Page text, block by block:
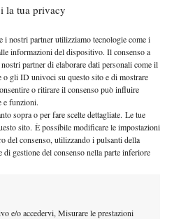
la tua privacy
i nostri partner utilizziamo tecnologie come i
informazioni del dispositivo. Il consenso a
partner di elaborare dati personali come il
o gli ID univoci su questo sito e di mostrare
o ritirare il consenso può influire
e funzioni.
sopra o per fare scelte dettagliate. Le tue
sito. È possibile modificare le impostazioni
del consenso, utilizzando i pulsanti della
gestione del consenso nella parte inferiore
e/o accedervi, Misurare le prestazioni